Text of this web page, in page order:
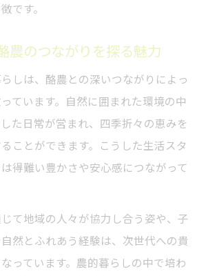
です。
農のつながりを探る魅力
しは、酪農との深いつながりによっ
ています。自然に囲まれた環境の中
た日常が営まれ、四季折々の恵みを
ことができます。こうした生活スタ
得難い豊かさや安心感につながって
て地域の人々が協力し合う姿や、子
然とふれあう経験は、次世代への貴
っています。農的暮らしの中で培わ